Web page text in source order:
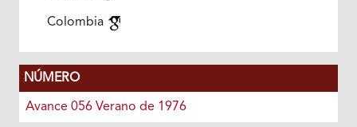
Colombia
NÚMERO
Avance 056 Verano de 1976